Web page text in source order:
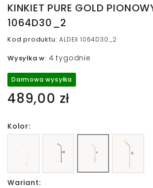
KINKIET PURE GOLD
1064D30_2
Kod produktu:ALDEX 1064D30_2
Wysyłka w: 4 tygodnie
Darmowa wysyłka
489,00 zł
Kolor:
Wariant: